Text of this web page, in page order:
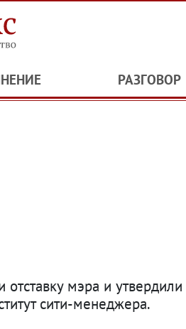
РАЗГОВОР
отставку мэра и
сити-менеджера.